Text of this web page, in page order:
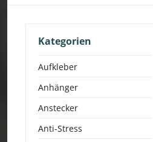
Kategorien
Aufkleber
Anhänger
Anstecker
Anti-Stress